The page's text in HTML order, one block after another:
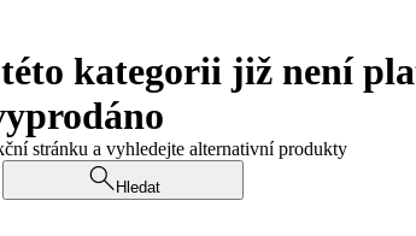
kategorii již není
stránku a vyhledejte alternativní produkty
Hledat